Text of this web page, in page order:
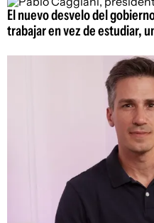
El nuevo desvelo del
trabajar en vez de estudiar,